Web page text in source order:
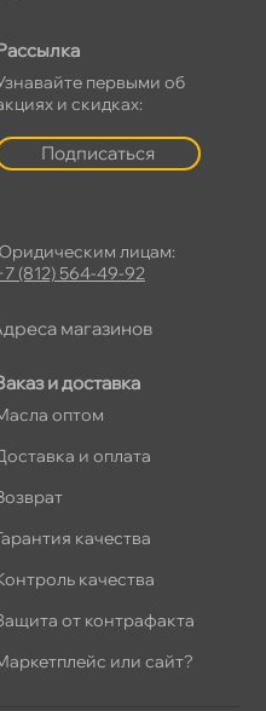
и доставка
оптом
и оплата
качества
качества
от контрафакта
или сайт?
первыми о
и скидках:
Подписаться
лицам:
(812) 564-49-92
магазино